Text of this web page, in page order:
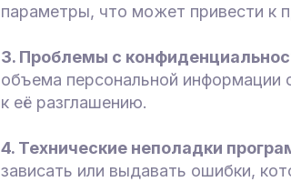
параметры, что может привести к
3. Проблемы с
объема персональной информации
к её разглашению.
4. Технические неполадки
зависать или выдавать ошибки,